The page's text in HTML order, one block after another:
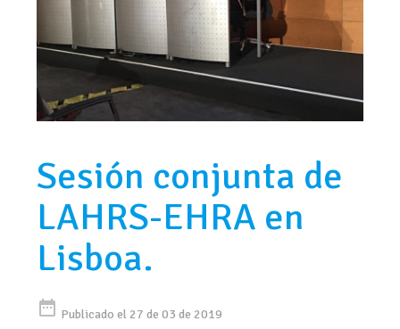
Sesión conjunta de
LAHRS-EHRA en
Lisboa.
date_range Publicado el 27 de 03 de 2019